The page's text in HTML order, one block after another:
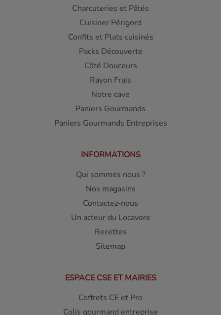
Charcuteries et Pâtés
Cuisiner Périgord
Confits et Plats cuisinés
Packs Découverte
Côté Douceurs
Rayon Frais
Notre cave
Paniers Gourmands
Paniers Gourmands Entreprises
INFORMATIONS
Qui sommes nous ?
Nos magasins
Contactez-nous
Un acteur du Locavore
Recettes
Sitemap
ESPACE CSE ET MAIRIES
Coffrets CE et Pro
Colis gourmand entreprise